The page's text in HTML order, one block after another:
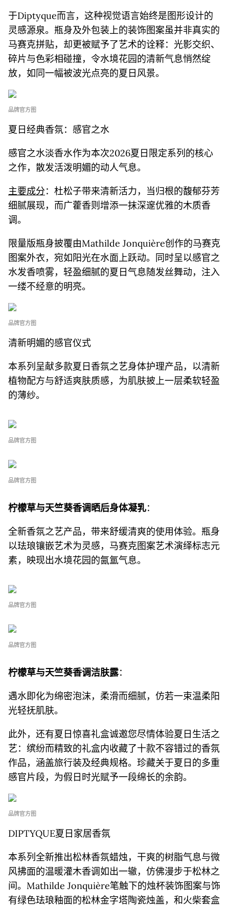
于Diptyque而言，这种视觉语言始终是图形设计的
灵感源泉。瓶身及外包装上的装饰图案虽并非真实的
马赛克拼贴，却更被赋予了艺术的诠释：光影交织、
碎片与色彩相碰撞，令水境花园的清新气息悄然绽
放，如同一幅被波光点亮的夏日风景。
品牌官方图
夏日经典香氛：感官之水
感官之水淡香水作为本次2026夏日限定系列的核心
之作，散发活泼明媚的动人气息。
主要成分：杜松子带来清新活力，当归根的馥郁芬芳
细腻展现，而广藿香则增添一抹深邃优雅的木质香
调。
限量版瓶身披覆由Mathilde Jonquière创作的马赛克
图案外衣，宛如阳光在水面上跃动。同时呈以感官之
水发香喷雾，轻盈细腻的夏日气息随发丝舞动，注入
一缕不经意的明亮。
品牌官方图
清新明媚的感官仪式
本系列呈献多款夏日香氛之艺身体护理产品，以清新
植物配方与舒适爽肤质感，为肌肤披上一层柔软轻盈
的薄纱。
品牌官方图
品牌官方图
柠檬草与天竺葵香调晒后身体凝乳：
全新香氛之艺产品，带来舒缓清爽的使用体验。瓶身
以珐琅镶嵌艺术为灵感，马赛克图案艺术演绎标志元
素，映现出水境花园的氤氲气息。
品牌官方图
品牌官方图
柠檬草与天竺葵香调洁肤露：
遇水即化为绵密泡沫，柔滑而细腻，仿若一束温柔阳
光轻抚肌肤。
此外，还有夏日惊喜礼盒诚邀您尽情体验夏日生活之
艺：缤纷而精致的礼盒内收藏了十款不容错过的香氛
作品，涵盖旅行装及经典规格。珍藏关于夏日的多重
感官片段，为假日时光赋予一段绵长的余韵。
品牌官方图
DIPTYQUE夏日家居香氛
本系列全新推出松林香氛蜡烛，干爽的树脂气息与微
风拂面的温暖灌木香调如出一辙，仿佛漫步于松林之
间。Mathilde Jonquière笔触下的烛杯装饰图案与饰
有绿色珐琅釉面的松林金字塔陶瓷烛盖，和火柴套盒